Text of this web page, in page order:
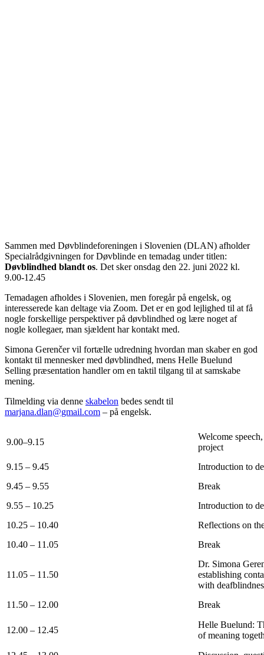
Sammen med Døvblindeforeningen i Slovenien (DLAN) afholder
Specialrådgivningen for Døvblinde en temadag under titlen:
Døvblindhed blandt os. Det sker onsdag den 22. juni 2022 kl.
9.00-12.45
Temadagen afholdes i Slovenien, men foregår på engelsk, og
interesserede kan deltage via Zoom. Det er en god lejlighed til at få
nogle forskellige perspektiver på døvblindhed og lære noget af
nogle kollegaer, man sjældent har kontakt med.
Simona Gerenčer vil fortælle udredning hvordan man skaber en god
kontakt til mennesker med døvblindhed, mens Helle Buelund
Selling præsentation handler om en taktil tilgang til at samskabe
mening.
Tilmelding via denne skabelon bedes sendt til
marjana.dlan@gmail.com – på engelsk.
9.00–9.15
Welcome
project
9.15 – 9.45
Introduction to
9.45 – 9.55
Break
9.55 – 10.25
Introduction to
10.25 – 10.40
Reflections on
10.40 – 11.05
Break
11.05 – 11.50
Dr. Simona
establishing
with
11.50 – 12.00
Break
12.00 – 12.45
Helle Buelund:
of meaning